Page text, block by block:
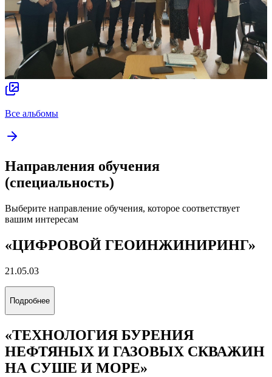
Все альбомы
Направления обучения
(специальность)
Выберите направление обучения, которое соответствует
вашим интересам
«ЦИФРОВОЙ ГЕОИНЖИНИРИНГ»
21.05.03
Подробнее
«ТЕХНОЛОГИЯ БУРЕНИЯ
НЕФТЯНЫХ И ГАЗОВЫХ СКВАЖИН
НА СУШЕ И МОРЕ»